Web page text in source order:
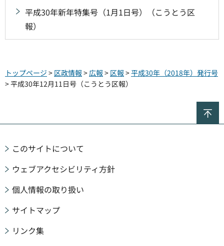
平成30年新年特集号（1月1日号）（こうとう区
報）
トップページ > 区政情報 > 広報 > 区報 >平成30年（2018年）発行号
> 平成30年12月11日号（こうとう区報）
このサイトについて
ウェブアクセシビリティ方針
個人情報の取り扱い
サイトマップ
リンク集